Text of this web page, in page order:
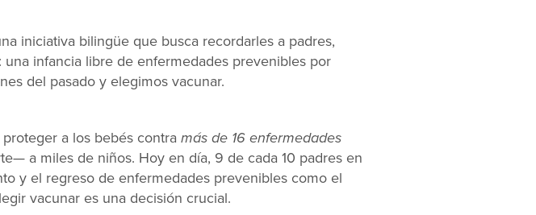
iniciativa bilingüe que busca recordarles a padres,
infancia libre de enfermedades prevenibles por
del pasado y elegimos vacunar.
a los bebés contra más de 16 enfermedades
a miles de niños. Hoy en día, 9 de cada 10 padres en
y el regreso de enfermedades prevenibles como el
vacunar es una decisión crucial.